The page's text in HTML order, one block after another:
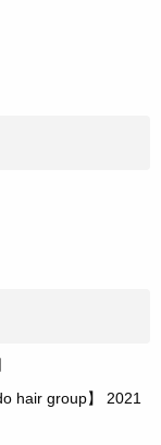
hair group】
2021